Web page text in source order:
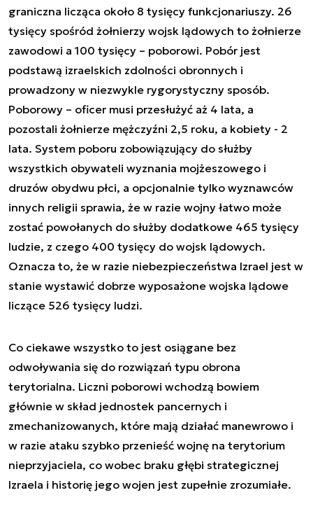
graniczna licząca około 8 tysięcy funkcjonariuszy. 26
tysięcy spośród żołnierzy wojsk lądowych to żołnierze
zawodowi a 100 tysięcy – poborowi. Pobór jest
podstawą izraelskich zdolności obronnych i
prowadzony w niezwykle rygorystyczny sposób.
Poborowy – oficer musi przesłużyć aż 4 lata, a
pozostali żołnierze mężczyźni 2,5 roku, a kobiety - 2
lata. System poboru zobowiązujący do służby
wszystkich obywateli wyznania mojżeszowego i
druzów obydwu płci, a opcjonalnie tylko wyznawców
innych religii sprawia, że w razie wojny łatwo może
zostać powołanych do służby dodatkowe 465 tysięcy
ludzie, z czego 400 tysięcy do wojsk lądowych.
Oznacza to, że w razie niebezpieczeństwa Izrael jest w
stanie wystawić dobrze wyposażone wojska lądowe
liczące 526 tysięcy ludzi.
Co ciekawe wszystko to jest osiągane bez
odwoływania się do rozwiązań typu obrona
terytorialna. Liczni poborowi wchodzą bowiem
głównie w skład jednostek pancernych i
zmechanizowanych, które mają działać manewrowo i
w razie ataku szybko przenieść wojnę na terytorium
nieprzyjaciela, co wobec braku głębi strategicznej
Izraela i historię jego wojen jest zupełnie zrozumiałe.